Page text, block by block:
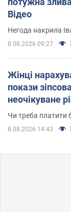
Відео
Негода накрила
8.08.2026 09:27
Жінці
покази
неочікуване
Чи треба платити
8.08.2026 14:43